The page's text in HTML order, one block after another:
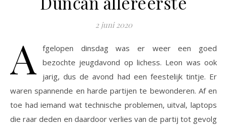
2 juni 2020
A
fgelopen dinsdag was er weer een goed
bezochte jeugdavond op lichess. Leon was ook
jarig, dus de avond had een feestelijk tintje. Er
waren spannende en harde partijen te bewonderen. Af en
toe had iemand wat technische problemen, uitval, laptops
die raar deden en daardoor verlies van de partij tot gevolg